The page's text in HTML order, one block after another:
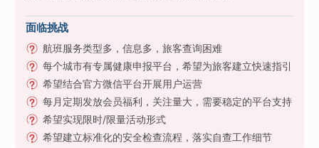
面临挑战
航班服务类型多，信息多，旅客查询困难
每个城市有专属健康申报平台，希望为旅客建立快速指引
希望结合官方微信平台开展用户运营
每月定期发放会员福利，关注量大，需要稳定的平台支持
希望实现限时/限量活动形式
希望建立标准化的安全检查流程，落实自查工作细节